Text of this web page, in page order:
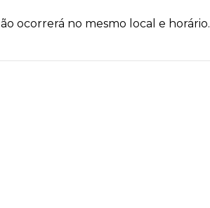
ocorrerá no mesmo local e horário.